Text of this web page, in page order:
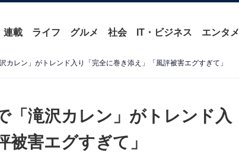
連載 ライフ グルメ 社会 IT・ビジネス エンタメ
カレン」がトレンド入り「完全に巻き添え」「風評被害エグすぎて」
「滝沢カレン」がトレンド入
被害エグすぎて」